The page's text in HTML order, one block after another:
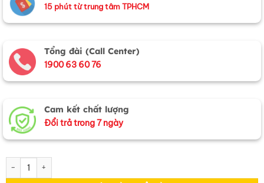
15 phút từ trung tâm TPHCM
Tổng đài (Call Center)
1900 63 60 76
Cam kết chất lượng
Đổi trả trong 7 ngày
Bộ Tranh Sơn Mài Mai Lan Cúc Trúc Đắp Nổi số lượng